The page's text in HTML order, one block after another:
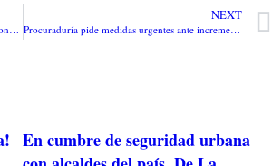
Sin ninguna garantía de permanencia se posesiona la comunista globalista Dina Boluarte, en reemplazo de Pedro Castillo
NEXT
Procuraduría pide medidas urgentes ante incremento de cifras de violencia contra niños, niñas y adolescentes en Colombia
En cumbre de seguridad urbana